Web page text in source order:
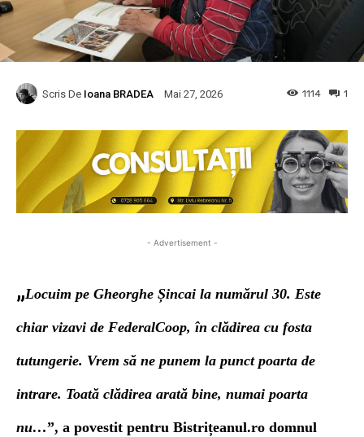
Scris De Ioana BRADEA Mai 27, 2026 1
1114
- Advertisement -
„Locuim pe Gheorghe Șincai la numărul 30. Este
chiar vizavi de FederalCoop, în clădirea cu fosta
tutungerie. Vrem să ne punem la punct poarta de
intrare. Toată clădirea arată bine, numai poarta
nu…”, a povestit pentru Bistrițeanul.ro domnul